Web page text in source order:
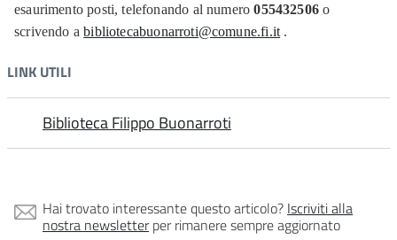
esaurimento posti, telefonando al numero055432506 o
scrivendo abibliotecabuonarroti@comune.fi.it .
LINK UTILI
Biblioteca Filippo Buonarroti
Hai trovato interessante questo articolo? Iscriviti alla
nostra newsletterper rimanere sempre aggiornato